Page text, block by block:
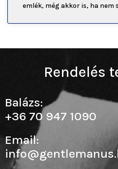
emlék, még akkor is, ha nem
Rendelés
Balázs:
+36 70 947 1090
Email: